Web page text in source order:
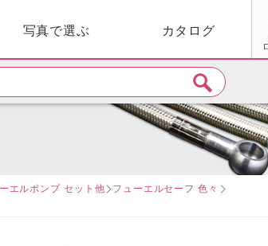
写真で選ぶ カタログ
エルポンプ セット他 フューエルセーフ 色々